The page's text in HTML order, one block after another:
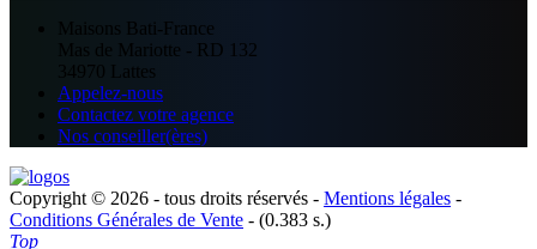
Maisons Bati-France
Mas de Mariotte - RD 132
34970 Lattes
Appelez-nous
Contactez votre agence
Nos conseiller(ères)
Copyright © 2026 - tous droits réservés - Mentions légales -
Conditions Générales de Vente - (0.383 s.)
Top